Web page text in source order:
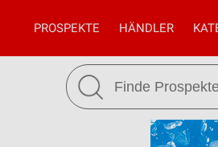
PROSPEKTE HÄNDLER